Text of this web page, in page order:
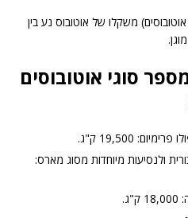
משקלו של אוטובוס נע בין
סוגי אוטובוסים
19,500 ק"ג.
ולנסיעות מיוחדות מסוג מארס: